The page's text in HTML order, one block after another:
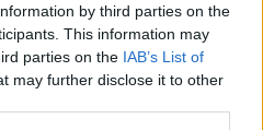
by third parties on the
This information may
parties on the IAB’s List of
may further disclose it to other